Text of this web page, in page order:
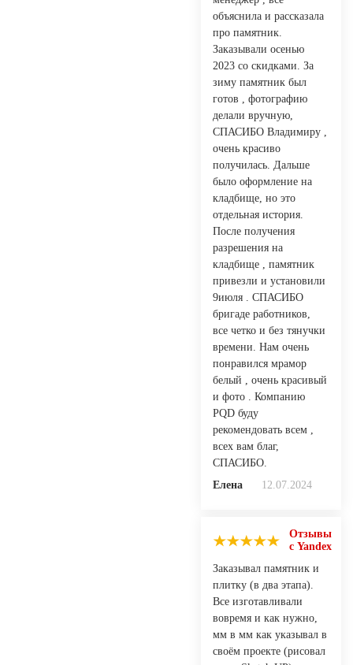
объяснила и рассказала
про памятник.
Заказывали осенью
2023 со скидками. За
зиму памятник был
готов , фотографию
делали вручную,
СПАСИБО Владимиру ,
очень красиво
получилась. Дальше
было оформление на
кладбище, но это
отдельная история.
После получения
разрешения на
кладбище , памятник
привезли и установили
9июля . СПАСИБО
бригаде работников,
все четко и без тянучки
времени. Нам очень
понравился мрамор
белый , очень красивый
и фото . Компанию
PQD буду
рекомендовать всем ,
всех вам благ,
СПАСИБО.
Елена
12.07.2024
Отзывы
с Yandex
Заказывал памятник и
плитку (в два этапа).
Все изготавливали
вовремя и как нужно,
мм в мм как указывал в
своём проекте (рисовал